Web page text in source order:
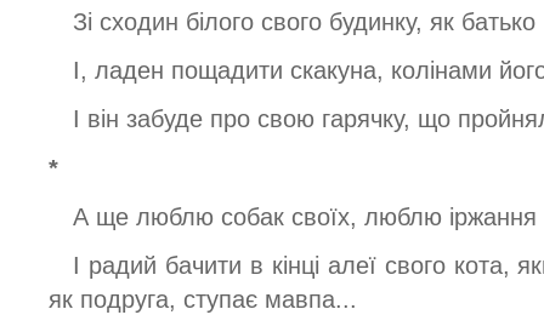
Зі сходин білого свого будинку, як
І, ладен пощадити скакуна, колінами
І він забуде про свою гарячку, що
*
А ще люблю собак своїх, люблю іржання
І радий бачити в кінці алеї свого кота,
як подруга, ступає мавпа...